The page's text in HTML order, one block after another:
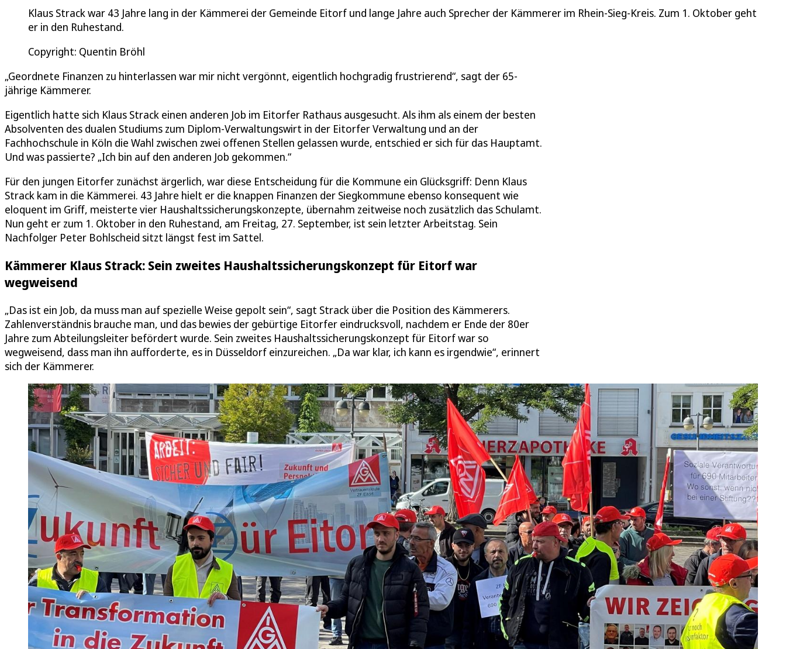
Klaus Strack war 43 Jahre lang in der Kämmerei der Gemeinde Eitorf und lange Jahre auch Sprecher der Kämmerer im Rhein-Sieg-Kreis. Zum 1. Oktober geht
er in den Ruhestand.
Copyright: Quentin Bröhl
„Geordnete Finanzen zu hinterlassen war mir nicht vergönnt, eigentlich hochgradig frustrierend“, sagt der 65-
jährige Kämmerer.
Eigentlich hatte sich Klaus Strack einen anderen Job im Eitorfer Rathaus ausgesucht. Als ihm als einem der besten
Absolventen des dualen Studiums zum Diplom-Verwaltungswirt in der Eitorfer Verwaltung und an der
Fachhochschule in Köln die Wahl zwischen zwei offenen Stellen gelassen wurde, entschied er sich für das Hauptamt.
Und was passierte? „Ich bin auf den anderen Job gekommen.“
Für den jungen Eitorfer zunächst ärgerlich, war diese Entscheidung für die Kommune ein Glücksgriff: Denn Klaus
Strack kam in die Kämmerei. 43 Jahre hielt er die knappen Finanzen der Siegkommune ebenso konsequent wie
eloquent im Griff, meisterte vier Haushaltssicherungskonzepte, übernahm zeitweise noch zusätzlich das Schulamt.
Nun geht er zum 1. Oktober in den Ruhestand, am Freitag, 27. September, ist sein letzter Arbeitstag. Sein
Nachfolger Peter Bohlscheid sitzt längst fest im Sattel.
Kämmerer Klaus Strack: Sein zweites Haushaltssicherungskonzept für Eitorf war
wegweisend
„Das ist ein Job, da muss man auf spezielle Weise gepolt sein“, sagt Strack über die Position des Kämmerers.
Zahlenverständnis brauche man, und das bewies der gebürtige Eitorfer eindrucksvoll, nachdem er Ende der 80er
Jahre zum Abteilungsleiter befördert wurde. Sein zweites Haushaltssicherungskonzept für Eitorf war so
wegweisend, dass man ihn aufforderte, es in Düsseldorf einzureichen. „Da war klar, ich kann es irgendwie“, erinnert
sich der Kämmerer.